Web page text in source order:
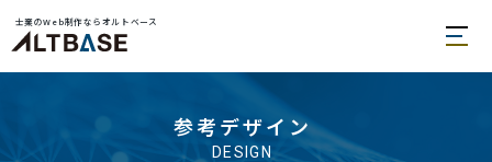
士業のWeb制作ならオルトベース
参考デザイン
DESIGN